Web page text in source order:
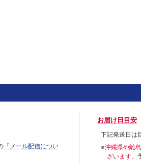
「メール配信につい
お届け日目安
下記発送日は
※沖縄県や離
ざいます。